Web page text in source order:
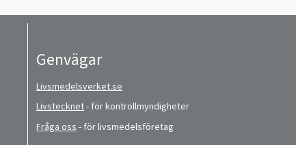
Genvägar
Livsmedelsverket.se
Livstecknet- för kontrollmyndigheter
Fråga oss - för livsmedelsföretag